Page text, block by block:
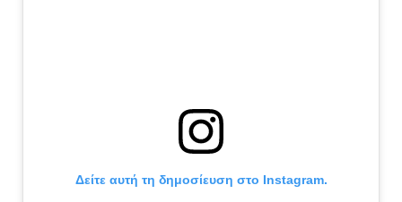
Δείτε αυτή τη δημοσίευση στο Instagram.